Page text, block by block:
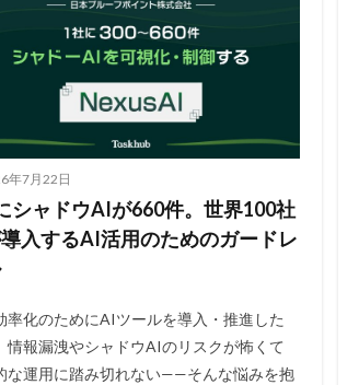
年7月22日
シャドウAIが660件。世界100社
入するAI活用のためのガードレ
率化のためにAIツールを導入・推進した
情報漏洩やシャドウAIのリスクが怖くて
な運用に踏み切れない——そんな悩みを抱